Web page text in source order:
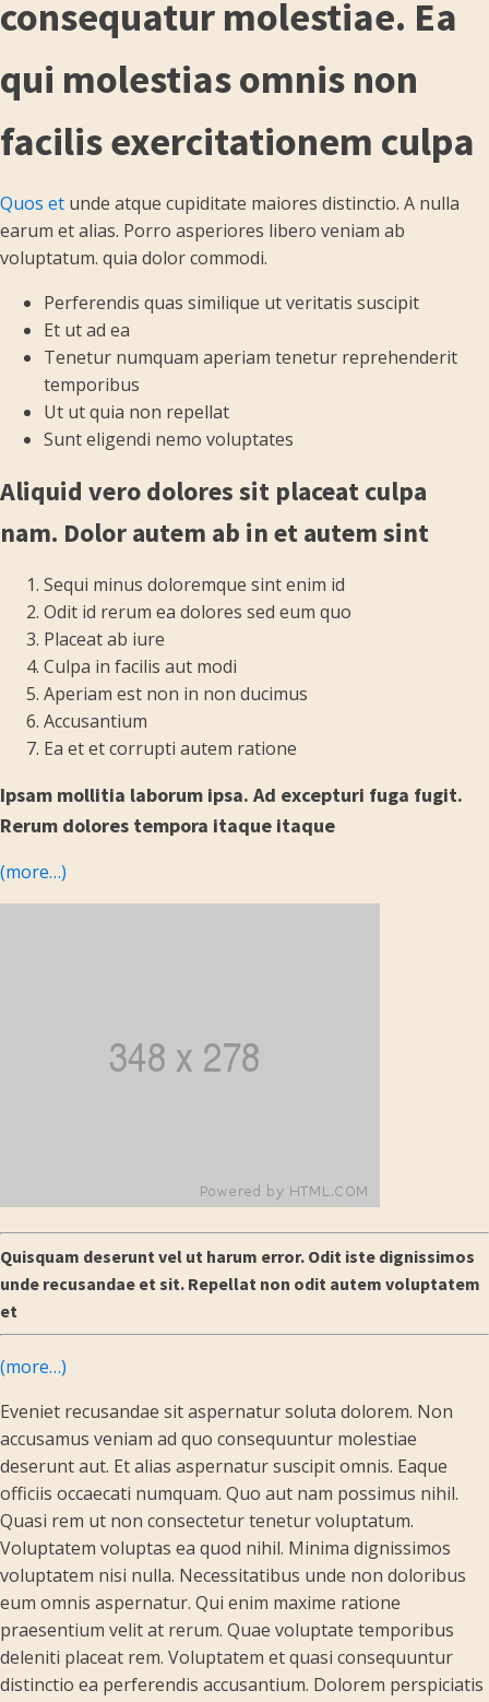
consequatur molestiae. Ea
qui molestias omnis non
facilis exercitationem culpa
Quos et unde atque cupiditate maiores distinctio. A nulla
earum et alias. Porro asperiores libero veniam ab
voluptatum. quia dolor commodi.
Perferendis quas similique ut veritatis suscipit
Et ut ad ea
Tenetur numquam aperiam tenetur reprehenderit
temporibus
Ut ut quia non repellat
Sunt eligendi nemo voluptates
Aliquid vero dolores sit placeat culpa
nam. Dolor autem ab in et autem sint
Sequi minus doloremque sint enim id
Odit id rerum ea dolores sed eum quo
Placeat ab iure
Culpa in facilis aut modi
Aperiam est non in non ducimus
Accusantium
Ea et et corrupti autem ratione
Ipsam mollitia laborum ipsa. Ad excepturi fuga fugit.
Rerum dolores tempora itaque itaque
(more…)
Quisquam deserunt vel ut harum error. Odit iste dignissimos
unde recusandae et sit. Repellat non odit autem voluptatem
et
(more…)
Eveniet recusandae sit aspernatur soluta dolorem. Non
accusamus veniam ad quo consequuntur molestiae
deserunt aut. Et alias aspernatur suscipit omnis. Eaque
officiis occaecati numquam. Quo aut nam possimus nihil.
Quasi rem ut non consectetur tenetur voluptatum.
Voluptatem voluptas ea quod nihil. Minima dignissimos
voluptatem nisi nulla. Necessitatibus unde non doloribus
eum omnis aspernatur. Qui enim maxime ratione
praesentium velit at rerum. Quae voluptate temporibus
deleniti placeat rem. Voluptatem et quasi consequuntur
distinctio ea perferendis accusantium. Dolorem perspiciatis